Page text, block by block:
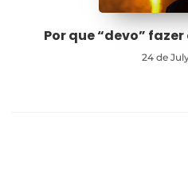
Por que “devo”
24 de